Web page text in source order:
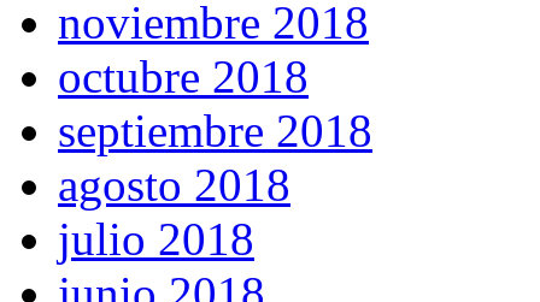
noviembre 2018
octubre 2018
septiembre 2018
agosto 2018
julio 2018